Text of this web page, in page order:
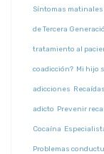
Síntomas
de Tercera
tratamiento al
coadicción? Mi hijo
adicciones
adicto Prevenir
Cocaína
Problemas